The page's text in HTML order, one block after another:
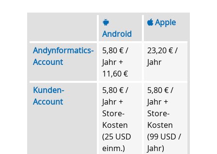
Android
Apple
Andynformatics-
Account
5,80 € /
Jahr +
11,60 €
23,20 € /
Jahr
Kunden-
Account
5,80 € /
Jahr +
Store-
Kosten
(25 USD
einm.)
5,80 € /
Jahr +
Store-
Kosten
(99 USD /
Jahr)